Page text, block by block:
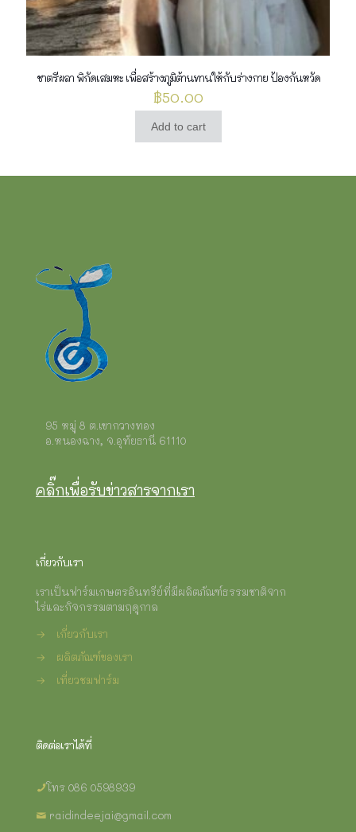
ชาตรีผลา พิกัดเสมหะ เพื่อสร้างภูมิต้านทานให้กับร่างกาย ป้องกันหวัด
฿50.00
Add to cart
95 หมู่ 8 ต.เขากวางทอง
อ.หนองฉาง, จ.อุทัยธานี 61110
คลิ๊กเพื่อรับข่าวสารจากเรา
เกี่ยวกับเรา
เราเป็นฟาร์มเกษตรอินทรีย์ที่มีผลิตภัณฑ์ธรรมชาติจาก
ไร่และกิจกรรมตามฤดูกาล
→
เกี่ยวกับเรา
→
ผลิตภัณฑ์ของเรา
→
เที่ยวชมฟาร์ม
ติดต่อเราได้ที่
โทร 086 0598939
raidindeejai@gmail.com